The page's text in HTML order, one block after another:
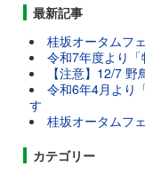
最新記事
桂坂オータムフ
令和7年度より
【注意】12/7
令和6年4月より
す
桂坂オータムフ
カテゴリー